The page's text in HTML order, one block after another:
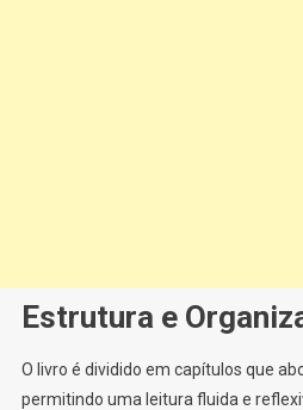
Estrutura e
O livro é dividido em capítulos que
permitindo uma leitura fluida e